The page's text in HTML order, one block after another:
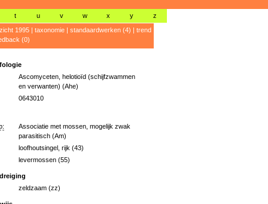
t u v w x y z
1995| taxonomie| standaardwerken (4) | trend
(0)
Ascomyceten, helotioïd (schijfzwammen
en verwanten) (Ahe)
0643010
Associatie met mossen, mogelijk zwak
parasitisch (Am)
loofhoutsingel, rijk (43)
levermossen (55)
zeldzaam (zz)